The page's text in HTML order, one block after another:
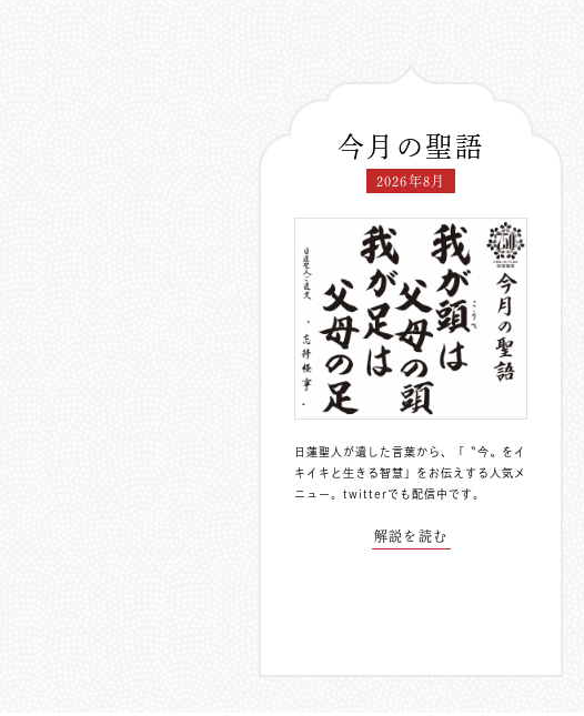
今月の聖語
2026年8月
日蓮聖人が遺した言葉から、「〝今〟をイ
キイキと生きる智慧」をお伝えする人気メ
ニュー。 twitterでも配信中 です。
解説を読む